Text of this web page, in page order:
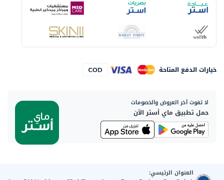
خيارات الدفع المتاحة
لا تفوت آخر العروض والخصومات
حمل تطبيق ماي أستر الآن
العنوان الرئيسي: